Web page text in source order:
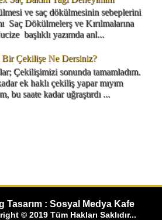
ve saç dökülmesinin sebeplerini
Saç Dökülmelerş ve Kırılmalarına
başlıklı yazımda anl...
Çekilişe Ne Dersiniz?
Çekilişimizi sonunda tamamladım.
ek haklı çekiliş yapar mıyım
bu saate kadar uğraştırdı ...
Tasarım : Sosyal Medya Kafe
© 2019 Tüm Hakları Saklıdır...